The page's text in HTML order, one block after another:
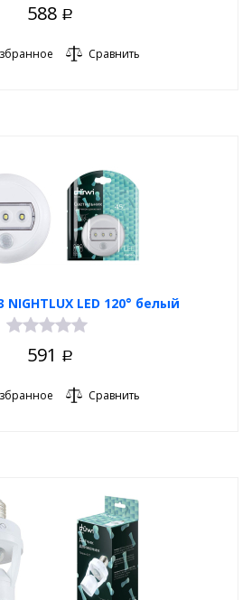
588 Р
Сравнить
NIGHTLUX LED 120° белый
591 Р
Сравнить